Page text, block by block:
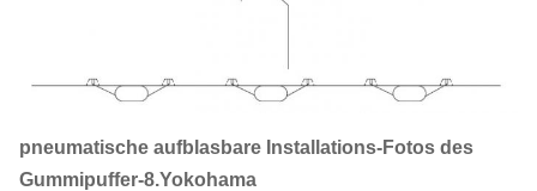
pneumatische aufblasbare Installations-Fotos des
Gummipuffer-8.Yokohama